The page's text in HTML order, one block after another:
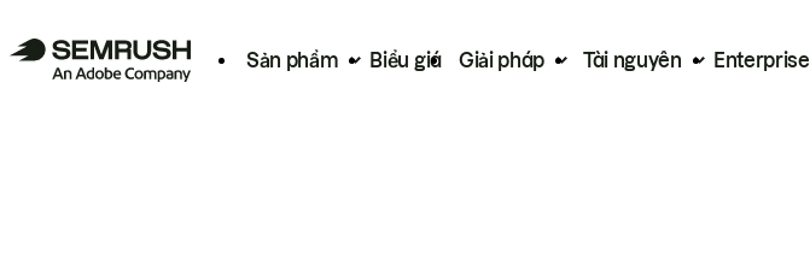
Sản phẩm Biểu giá Giải pháp Tài nguyên Enterprise